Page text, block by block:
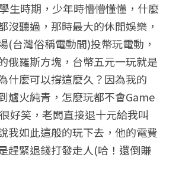
生時期，少年時懵懵懂懂，什麼
沒聽過，那時最大的休閒娛樂，
(台灣俗稱電動間)投幣玩電動，
俄羅斯方塊，台幣五元一玩就是
什麼可以撐這麼久？因為我的
爐火純青，怎麼玩都不會Game
好笑，老闆直接退十元給我叫
我如此這般的玩下去，他的電費
趕緊退錢打發走人(哈！還倒賺